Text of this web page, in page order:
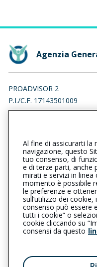
Agenzia
PROADVISOR 2
P.I./C.F. 17143501009
VIA PAPIRIA 16, 00175
065940652
L’intermediario è soggetto
Registro RUI al seguente
Privacy |
Al fine di assicurarti la
navigazione, questo
tuo consenso, di
e di terze parti, anche
mirati e servizi in linea
momento è possibile
le preferenze e
sull’utilizzo dei
consenso può essere
tutti i cookie” o
cookie cliccando su
consensi da questo